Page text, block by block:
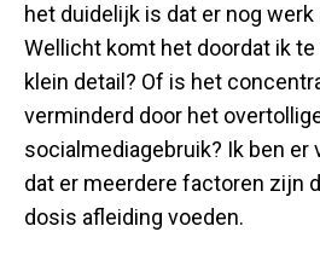
het duidelijk is dat er nog werk
Wellicht komt het doordat ik
klein detail? Of is het
verminderd door het
socialmediagebruik? Ik ben er
dat er meerdere factoren zijn
dosis afleiding voeden.